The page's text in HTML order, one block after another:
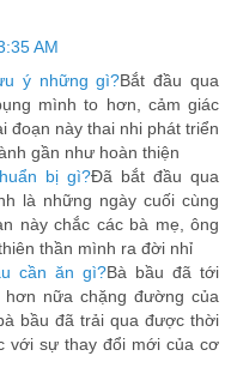
AM
ý những gì?Bắt đầu qua
mình to hơn, cảm giác
đoạn này thai nhi phát triển
gần như hoàn thiện
bị gì?Đã bắt đầu qua
là những ngày cuối cùng
này chắc các bà mẹ, ông
thần mình ra đời nhỉ
cần ăn gì?Bà bầu đã tới
nữa chặng đường của
bầu đã trải qua được thời
với sự thay đổi mới của cơ